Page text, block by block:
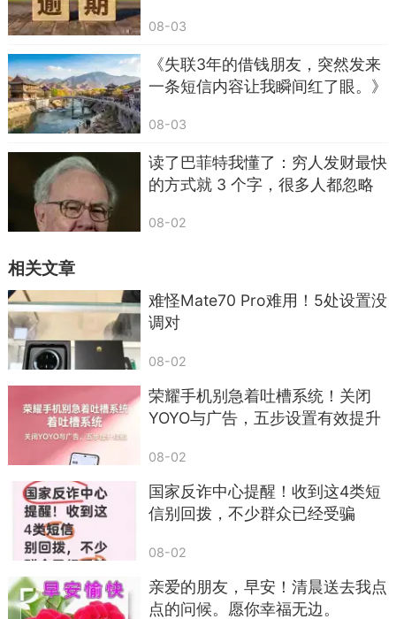
查询核实。
（二）骚扰亲友、单位
逾期后，催收频繁打电话、发短信给借款人的
家人、朋友、同事，甚至联系工作单位，曝光欠款
信息，施加舆论压力。
提醒：2026年监管明确禁止催收骚扰无关第三
方，这种行为属于违规软暴力，可保留证据投诉举
报。
（三）谎称影响征信、子女上学
“逾期不还，征信黑一辈子，子女不能上学、考
公”，这类话术也很有迷惑性。
真相：网贷逾期确实可能影响个人征信，但不
会直接导致子女无法上学、考公，属于夸大恐吓。
（四）低价还款诱惑
“现在还款只需还本金，利息全免”“一次性结清
可减免50%欠款”，诱导借款人借钱还款。
提醒：部分平台确实有协商政策，但必须通过
官方客服渠道确认，私下联系的“减免”多为骗局，
转账后可能仍被催收。
四、逾期后正确应对：不恐慌、不盲目转账，
08-03
《失联3年的借钱朋友，突然发来
一条短信内容让我瞬间红了眼。》
08-03
读了巴菲特我懂了：穷人发财最快
的方式就 3 个字，很多人都忽略
08-02
相关文章
难怪Mate70 Pro难用！5处设置没
调对
08-02
荣耀手机别急着吐槽系统！关闭
YOYO与广告，五步设置有效提升
08-02
国家反诈中心提醒！收到这4类短
信别回拨，不少群众已经受骗
08-02
亲爱的朋友，早安！清晨送去我点
点的问候。愿你幸福无边。